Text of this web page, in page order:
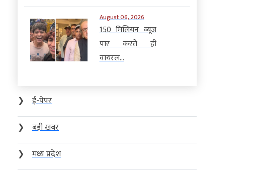
August 06, 2026
150 मिलियन व्यूज
पार करते ही
वायरल...
❯
ई-पेपर
❯
बड़ी खबर
❯
मध्य प्रदेश